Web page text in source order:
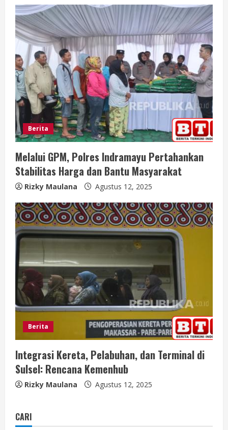
a
d
i
n
g
Berita
Melalui GPM, Polres Indramayu Pertahankan
Stabilitas Harga dan Bantu Masyarakat
Rizky Maulana Agustus 12, 2025
Berita
Integrasi Kereta, Pelabuhan, dan Terminal di
Sulsel: Rencana Kemenhub
Rizky Maulana Agustus 12, 2025
CARI